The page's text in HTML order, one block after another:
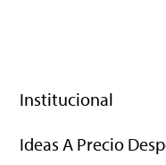
Institucional
Ideas A Precio